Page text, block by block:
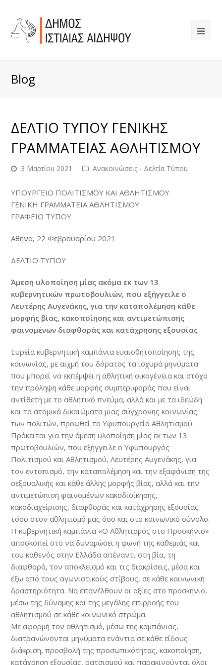
Blog
ΔΕΛΤΙΟ ΤΥΠΟΥ ΓΕΝΙΚΗΣ
ΓΡΑΜΜΑΤΕΙΑΣ ΑΘΛΗΤΙΣΜΟΥ
3 Μαρτίου 2021 Ανακοινώσεις - Δελτία Τύπου
ΥΠΟΥΡΓΕΙΟ ΠΟΛΙΤΙΣΜΟΥ ΚΑΙ ΑΘΛΗΤΙΣΜΟΥ
ΓΕΝΙΚΗ ΓΡΑΜΜΑΤΕΙΑ ΑΘΛΗΤΙΣΜΟΥ
ΓΡΑΦΕΙΟ ΤΥΠΟΥ
Αθήνα, 22 Φεβρουαρίου 2021
ΔΕΛΤΙΟ ΤΥΠΟΥ
Άμεση υλοποίηση μίας ακόμα εκ των 13
κυβερνητικών πρωτοβουλιών, που εξήγγειλε ο
Λευτέρης Αυγενάκης, για την καταπολέμηση κάθε
μορφής βίας, κακοποίησης και αντιμετώπισης
φαινομένων διαφθοράς και κατάχρησης εξουσίας
Ευρεία κυβερνητική καμπάνια ευαισθητοποίησης της
κοινωνίας, με αιχμή του δόρατος τα ισχυρά μηνύματα
που μπορεί να εκπέμψει η αθλητική οικογένεια και στόχο
την πρόληψη κάθε μορφής συμπεριφοράς που είναι
αντίθετη με το αθλητικό πνεύμα, αλλά και με τα ιδεώδη
και τα ατομικά δικαιώματα μιας σύγχρονης κοινωνίας
των πολιτών, προωθεί το Υφυπουργείο Αθλητισμού.
Πρόκειται για την άμεση υλοποίηση μίας εκ των 13
πρωτοβουλιών, που εξήγγειλε ο Υφυπουργός
Πολιτισμού και Αθλητισμού, Λευτέρης Αυγενάκης, για
τον εντοπισμό, την καταπολέμηση και την εξαφάνιση της
σεξουαλικής και κάθε άλλης μορφής βίας, αλλά και την
αντιμετώπιση φαινομένων κακοδιοίκησης,
κακοδιαχείρισης, διαφθοράς και κατάχρησης εξουσίας
τόσο στον αθλητισμό μας όσο και στο κοινωνικό σύνολο.
Η κυβερνητική καμπάνια «Ο Αθλητισμός στο Προσκήνιο»
αποσκοπεί στο να δυναμώσει η φωνή της καθεμιάς και
του καθενός στην Ελλάδα απέναντι στη βία, τη
διαφθορά, τον αποκλεισμό και τις διακρίσεις, μέσα και
έξω από τους αγωνιστικούς στίβους, σε κάθε κοινωνική
δραστηριότητα. Να επανέλθουν οι αξίες στο προσκήνιο,
μέσω της δύναμης και της μεγάλης επιρροής του
αθλητισμού σε κάθε κοινωνικό στρώμα.
Με αφορμή τον αθλητισμό, μέσω της καμπάνιας,
διατρανώνονται μηνύματα ενάντια σε κάθε είδους
διάκριση, προσβολή της προσωπικότητας, κακοποίηση,
κατάχρηση εξουσίας, ρατσισμού και παρακινούνται όλοι